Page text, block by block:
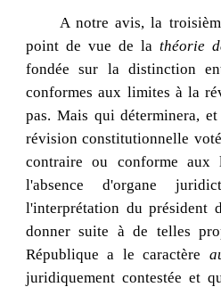
A notre avis, la
point de vue de la théorie
fondée sur la distinction
conformes aux limites à la
pas. Mais qui déterminera,
révision constitutionnelle
contraire ou conforme
l'absence d'organe
l'interprétation du
donner suite à de telles
République a le caractère
juridiquement contestée et